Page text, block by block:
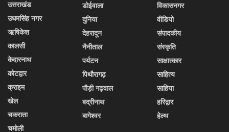
उत्तराखंड
उधमसिंह नगर
ऋषिकेश
कालसी
केदारनाथ
कोटद्वार
क्राइम
खेल
चकराता
चमोली
डोईवाला
दुनिया
देहरादून
नैनीताल
पर्यटन
पिथौरागढ़
पौड़ी गढ़वाल
बद्रीनाथ
बागेश्वर
विकासनगर
वीडियो
संपादकीय
संस्कृति
साक्षात्कार
साहित्य
साहिया
हरिद्वार
हेल्थ